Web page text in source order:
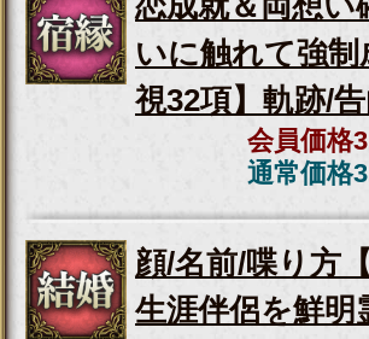
霊視20項】想い/葛藤
会員価格2,530円(税込)
通常価格2,860円(税込)
収益＆地位UP【著名起業
家も崇める】あなたの仕
通常価格2,200円(税込)
徹底追跡※あなたの運命の恋人【顔立ち/名前/